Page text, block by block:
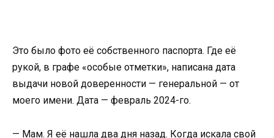
Это было фото её собственного паспорта. Где её
рукой, в графе «особые отметки», написана дата
выдачи новой доверенности — генеральной — от
моего имени. Дата — февраль 2024-го.
— Мам. Я её нашла два дня назад. Когда искала свой